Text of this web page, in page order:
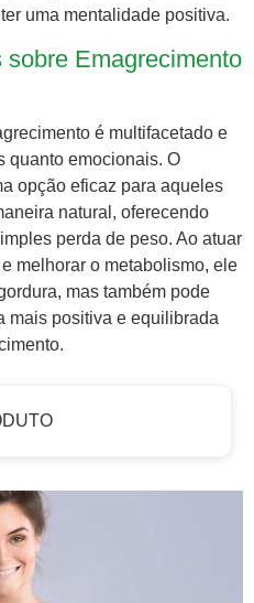
uma mentalidade positiva.
Emagrecimento
é multifacetado e
quanto emocionais. O
opção eficaz para aqueles
natural, oferecendo
perda de peso. Ao atuar
e melhorar o metabolismo, ele
mas também pode
mais positiva e equilibrada